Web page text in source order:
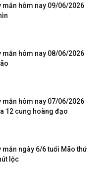
mắn hôm nay 09/06/2026
mắn hôm nay 08/06/2026
mắn hôm nay 07/06/2026
12 cung hoàng đạo
mắn ngày 6/6 tuổi Mão thứ
lộc